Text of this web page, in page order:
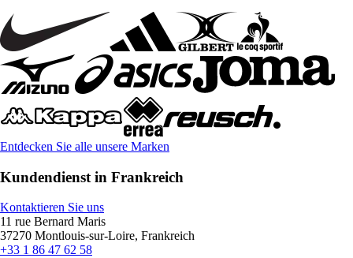
Entdecken Sie alle unsere Marken
Kundendienst in Frankreich
Kontaktieren Sie uns
11 rue Bernard Maris
37270 Montlouis-sur-Loire, Frankreich
+33 1 86 47 62 58